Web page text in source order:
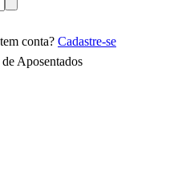
conta? Cadastre-se
Aposentados